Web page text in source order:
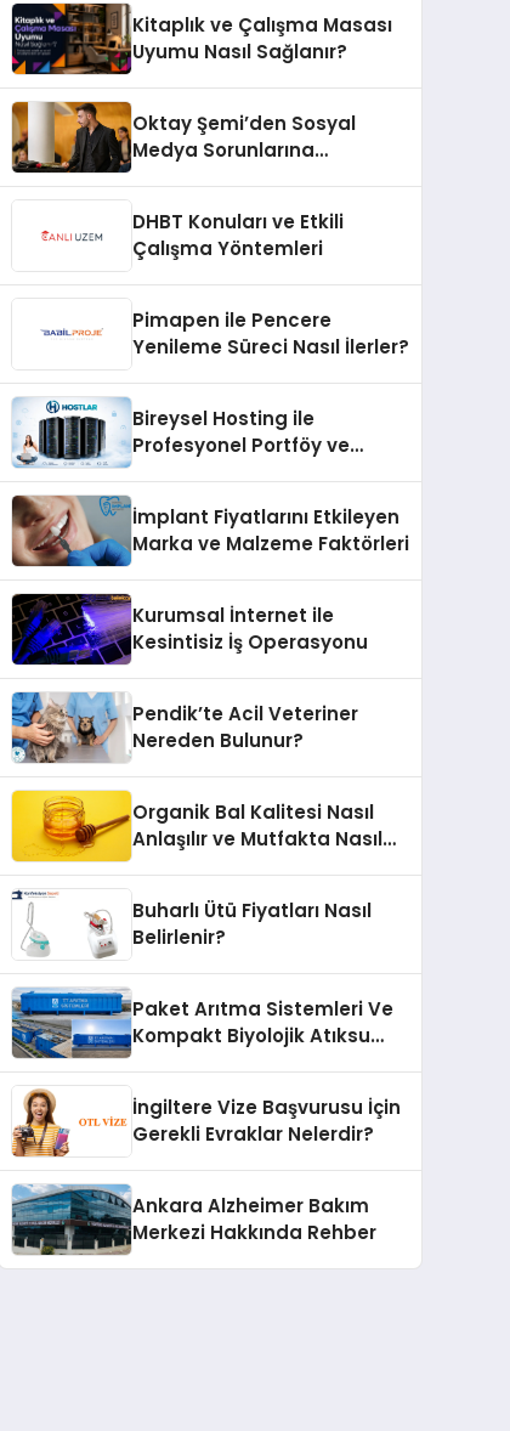
Kitaplık ve Çalışma Masası
Uyumu Nasıl Sağlanır?
Oktay Şemi’den Sosyal
Medya Sorunlarına
DHBT Konuları ve Etkili
Çalışma Yöntemleri
Pimapen ile Pencere
Yenileme Süreci Nasıl İlerler?
Bireysel Hosting ile
Profesyonel Portföy ve
İmplant Fiyatlarını Etkileyen
Marka ve Malzeme Faktörleri
Kurumsal İnternet ile
Kesintisiz İş Operasyonu
Pendik’te Acil Veteriner
Nereden Bulunur?
Organik Bal Kalitesi Nasıl
Anlaşılır ve Mutfakta Nasıl
Buharlı Ütü Fiyatları Nasıl
Belirlenir?
Paket Arıtma Sistemleri Ve
Kompakt Biyolojik Atıksu
İngiltere Vize Başvurusu İçin
Gerekli Evraklar Nelerdir?
Ankara Alzheimer Bakım
Merkezi Hakkında Rehber